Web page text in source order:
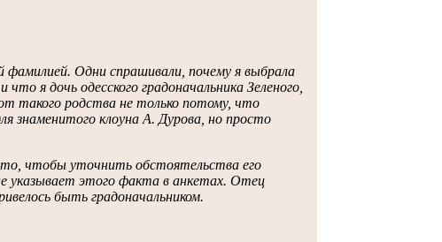
Одни спрашивали, почему я выбрала
я дочь одесского градоначальника Зеленого,
такого родства не только потому, что
знаменитого клоуна А. Дурова, но просто
то, чтобы уточнить обстоятельства его
указывает этого факта в анкетах. Отец
быть градоначальником.